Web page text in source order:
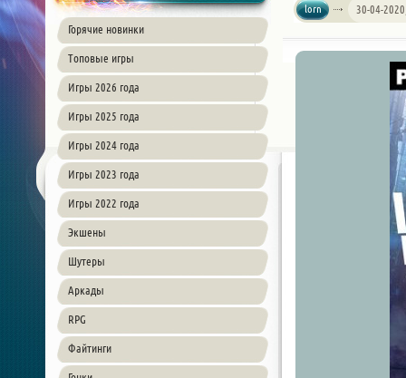
Горячие новинки
Топовые игры
Игры 2026 года
Игры 2025 года
Игры 2024 года
Игры 2023 года
Игры 2022 года
Экшены
Шутеры
Аркады
RPG
Файтинги
lorn 30-04-